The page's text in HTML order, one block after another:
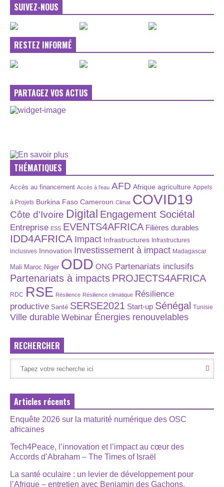
SUIVEZ-NOUS
RESTEZ INFORMÉ
PARTAGEZ VOS ACTUS
THÉMATIQUES
Accès au financement Accès à l’eau AFD Afrique agriculture Appels
à Projets Burkina Faso Cameroun Climat COVID19
Côte d'Ivoire Digital Engagement Sociétal
Entreprise ESS EVENTS4AFRICA Filières durables
IDD4AFRICA Impact Infrastructures Infrastructures
inclusives Innovation Investissement à impact Madagascar
Mali Maroc Niger ODD ONG Partenariats inclusifs
Partenariats à impacts PROJECTS4AFRICA
RDC RSE Résilience Résilience climatique Résilience
productive Santé SERSE2021 Start-up Sénégal Tunisie
Ville durable Webinar Énergies renouvelables
RECHERCHER
Articles récents
Enquête 2026 sur la maturité numérique des OSC
africaines
Tech4Peace, l’innovation et l’impact au cœur des
Accords d’Abraham – The Times of Israël
La santé oculaire : un levier de développement pour
l’Afrique – entretien avec Benjamin des Gachons,